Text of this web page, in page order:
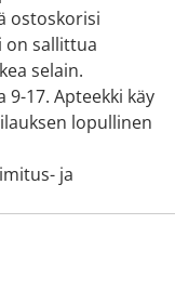
ostoskorisi
on sallittua
selain.
17. Apteekki käy
lopullinen
ja